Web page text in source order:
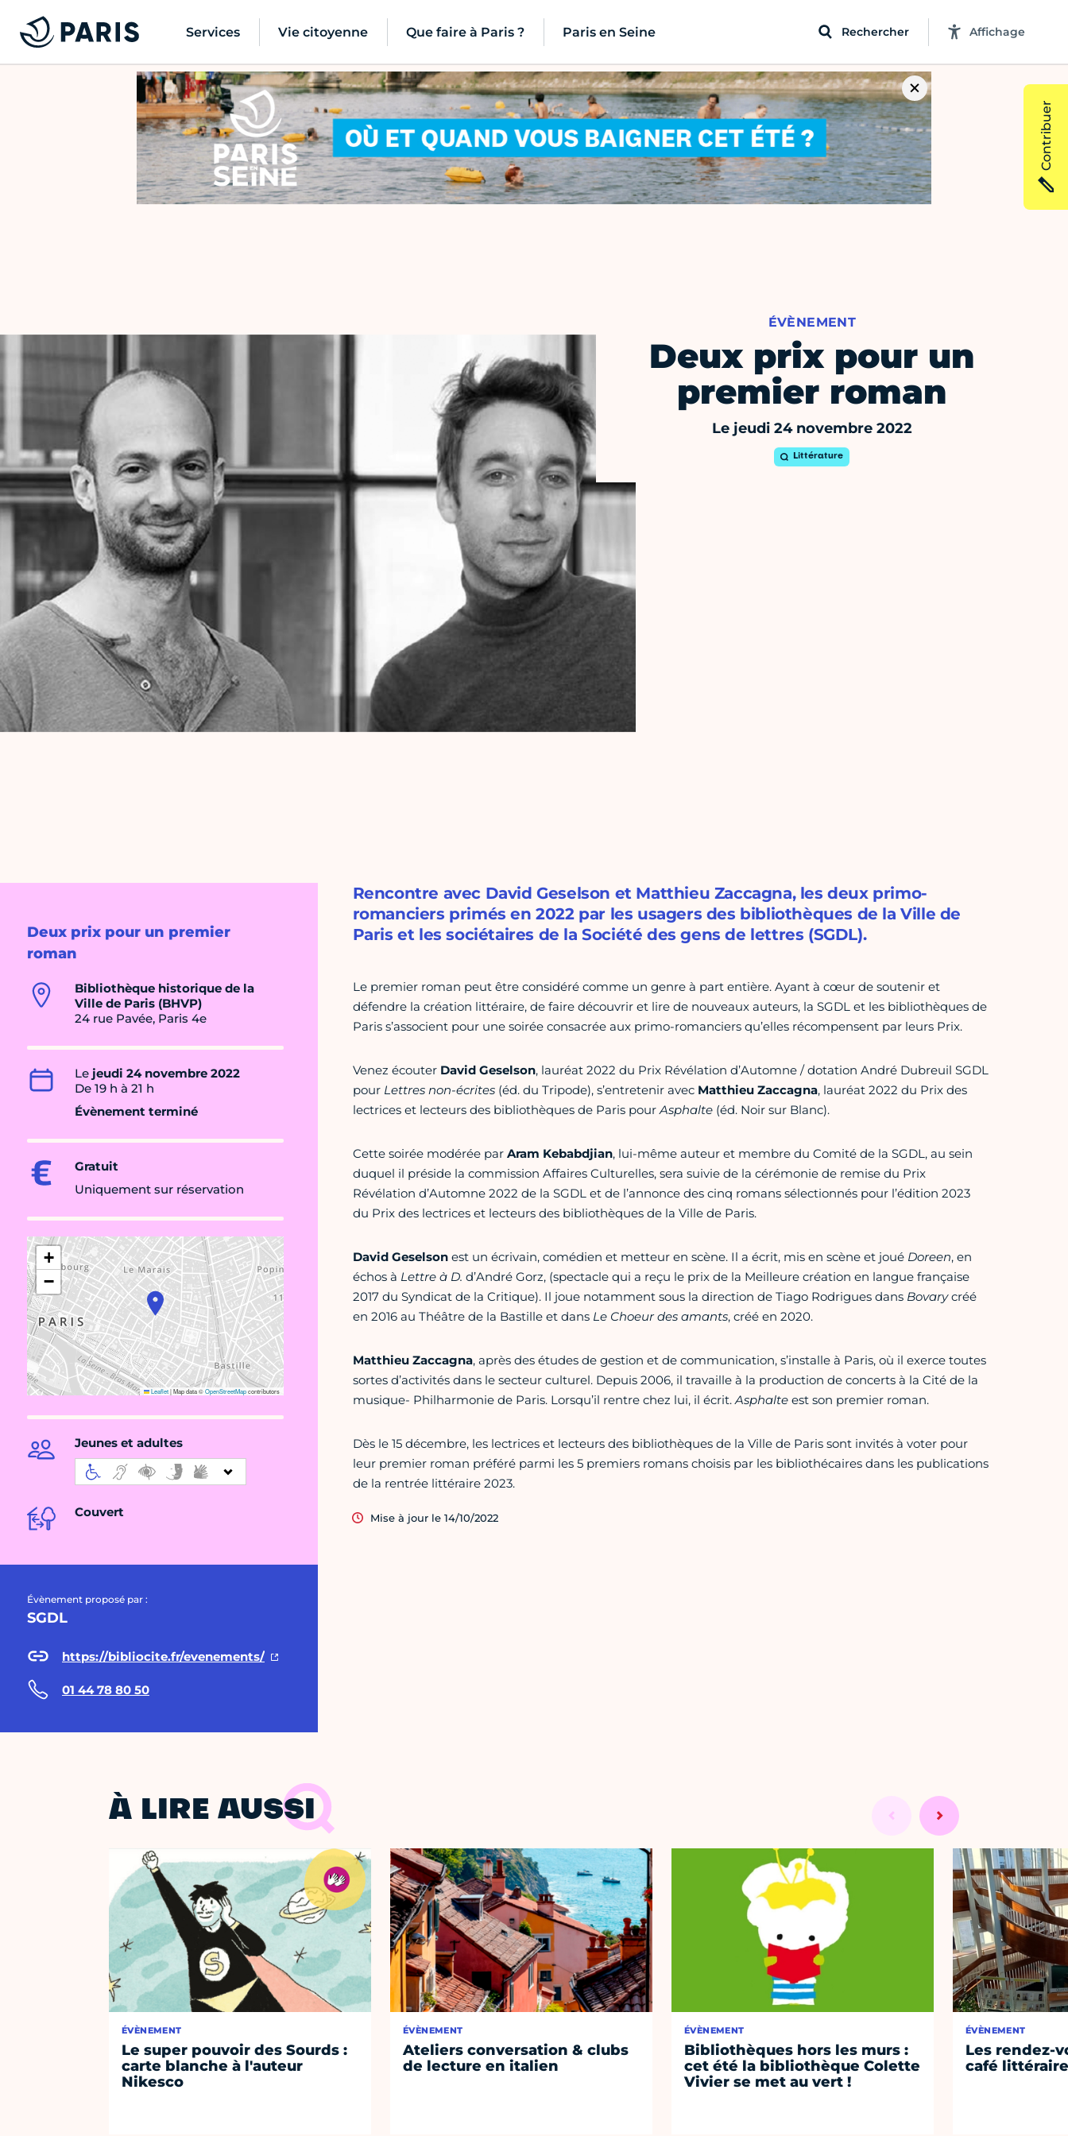
Services Vie citoyenne Que faire à Paris ? Paris en Seine Rechercher Affichage
ÉVÈNEMENT
Deux prix pour un
premier roman
Le jeudi 24 novembre 2022
Littérature
Deux prix pour un premier
roman
Bibliothèque historique de la
Ville de Paris (BHVP)
24 rue Pavée, Paris 4e
Le jeudi 24 novembre 2022
De 19 h à 21 h
Évènement terminé
Gratuit
Uniquement sur réservation
+
−
Leaflet|Map data ©OpenStreetMapcontributors
Jeunes et adultes
Couvert
Évènement proposé par :
SGDL
https://bibliocite.fr/evenements/
01 44 78 80 50
Rencontre avec David Geselson et Matthieu Zaccagna, les deux primo-
romanciers primés en 2022 par les usagers des bibliothèques de la Ville de
Paris et les sociétaires de la Société des gens de lettres (SGDL).
Le premier roman peut être considéré comme un genre à part entière. Ayant à cœur de soutenir et
défendre la création littéraire, de faire découvrir et lire de nouveaux auteurs, la SGDL et les bibliothèques de
Paris s’associent pour une soirée consacrée aux primo-romanciers qu’elles récompensent par leurs Prix.
Venez écouter David Geselson, lauréat 2022 du Prix Révélation d’Automne / dotation André Dubreuil SGDL
pour Lettres non-écrites (éd. du Tripode), s’entretenir avec Matthieu Zaccagna, lauréat 2022 du Prix des
lectrices et lecteurs des bibliothèques de Paris pourAsphalte (éd. Noir sur Blanc).
Cette soirée modérée par Aram Kebabdjian, lui-même auteur et membre du Comité de la SGDL, au sein
duquel il préside la commission Affaires Culturelles, sera suivie de la cérémonie de remise du Prix
Révélation d’Automne 2022 de la SGDL et de l’annonce des cinq romans sélectionnés pour l’édition 2023
du Prix des lectrices et lecteurs des bibliothèques de la Ville de Paris.
David Geselson est un écrivain, comédien et metteur en scène. Il a écrit, mis en scène et joué Doreen, en
échos à Lettre à D. d’André Gorz, (spectacle qui a reçu le prix de la Meilleure création en langue française
2017 du Syndicat de la Critique). Il joue notamment sous la direction de Tiago Rodrigues dans Bovarycréé
en 2016 au Théâtre de la Bastille et dans Le Choeur des amants, créé en 2020.
Matthieu Zaccagna, après des études de gestion et de communication, s’installe à Paris, où il exerce toutes
sortes d’activités dans le secteur culturel. Depuis 2006, il travaille à la production de concerts à la Cité de la
musique- Philharmonie de Paris. Lorsqu’il rentre chez lui, il écrit.Asphalte est son premier roman.
Dès le 15 décembre, les lectrices et lecteurs des bibliothèques de la Ville de Paris sont invités à voter pour
leur premier roman préféré parmi les 5 premiers romans choisis par les bibliothécaires dans les publications
de la rentrée littéraire 2023.
Mise à jour le 14/10/2022
À LIRE AUSSI
ÉVÈNEMENT
Le super pouvoir des Sourds :
carte blanche à l'auteur
Nikesco
ÉVÈNEMENT
Ateliers conversation & clubs
de lecture en italien
ÉVÈNEMENT
Bibliothèques hors les murs :
cet été la bibliothèque Colette
Vivier se met au vert !
ÉVÈNEMENT
Les rendez-
café
Contribuer